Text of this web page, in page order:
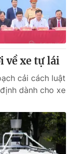
về xe tự lái
cải cách luật
dành cho xe